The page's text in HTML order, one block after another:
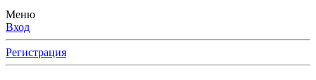
Меню
Вход
Регистрация